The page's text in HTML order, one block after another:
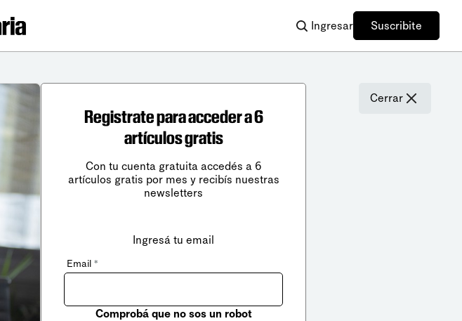
Ingresar Suscribite
Cerrar
Registrate para acceder a 6
artículos gratis
Con tu cuenta gratuita accedés a 6
artículos gratis por mes y recibís nuestras
newsletters
Ingresá tu email
Email *
Comprobá que no sos un robot